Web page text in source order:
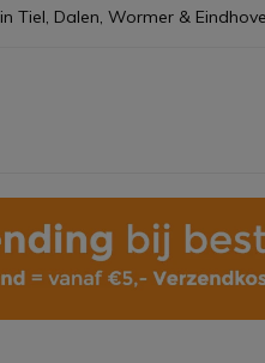
Tiel, Dalen, Wormer &